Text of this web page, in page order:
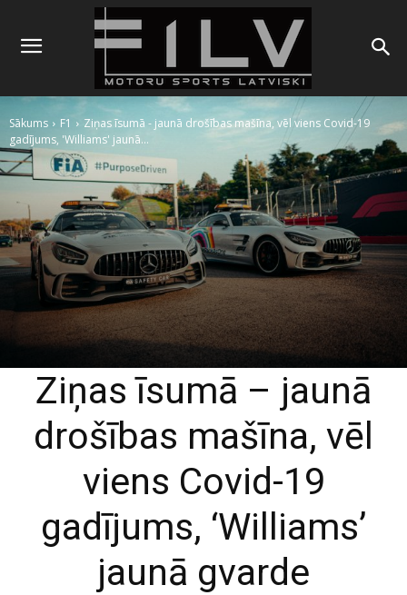
Sākums F1
Ziņas īsumā - jaunā drošības mašīna, vēl viens Covid-19
gadījums, 'Williams' jaunā...
Ziņas īsumā – jaunā
drošības mašīna, vēl
viens Covid-19
gadījums, ‘Williams’
jaunā gvarde